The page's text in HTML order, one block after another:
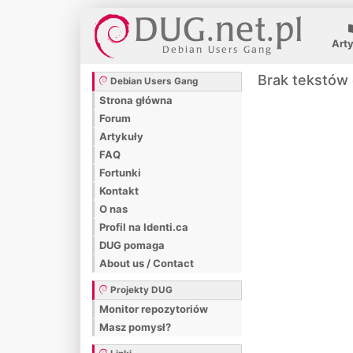
Debian Users Gang
Strona główna
Forum
Artykuły
FAQ
Fortunki
Kontakt
O nas
Profil na Identi.ca
DUG pomaga
About us / Contact
Projekty DUG
Monitor repozytoriów
Masz pomysł?
Brak tekstów